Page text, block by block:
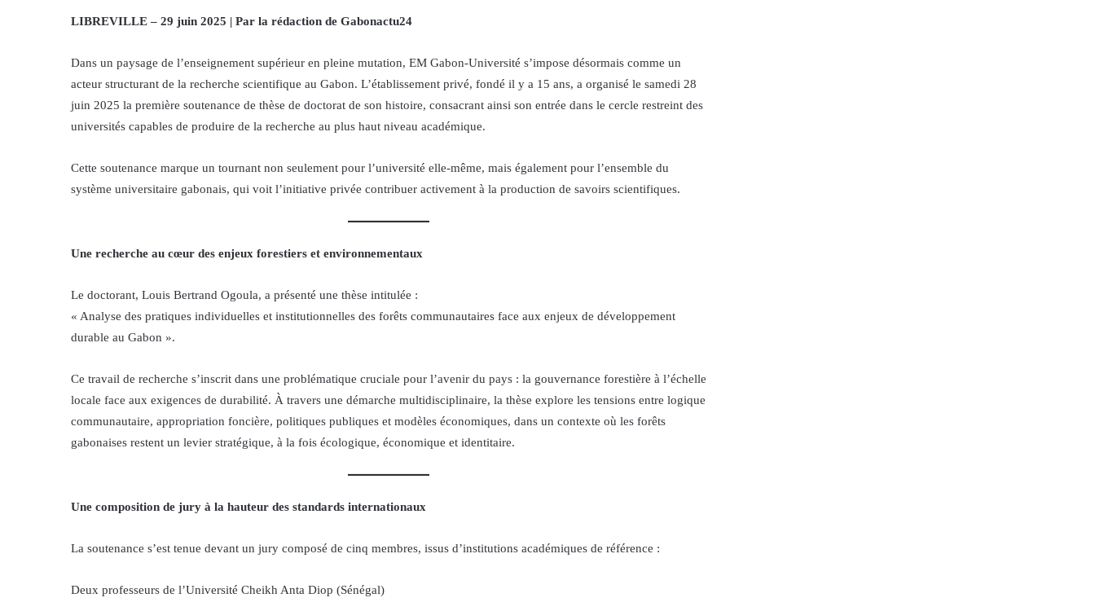
LIBREVILLE – 29 juin 2025 | Par la rédaction de Gabonactu24
Dans un paysage de l’enseignement supérieur en pleine mutation, EM Gabon-Université s’impose désormais comme un
acteur structurant de la recherche scientifique au Gabon. L’établissement privé, fondé il y a 15 ans, a organisé le samedi 28
juin 2025 la première soutenance de thèse de doctorat de son histoire, consacrant ainsi son entrée dans le cercle restreint des
universités capables de produire de la recherche au plus haut niveau académique.
Cette soutenance marque un tournant non seulement pour l’université elle-même, mais également pour l’ensemble du
système universitaire gabonais, qui voit l’initiative privée contribuer activement à la production de savoirs scientifiques.
Une recherche au cœur des enjeux forestiers et environnementaux
Le doctorant, Louis Bertrand Ogoula, a présenté une thèse intitulée :
« Analyse des pratiques individuelles et institutionnelles des forêts communautaires face aux enjeux de développement
durable au Gabon ».
Ce travail de recherche s’inscrit dans une problématique cruciale pour l’avenir du pays : la gouvernance forestière à l’échelle
locale face aux exigences de durabilité. À travers une démarche multidisciplinaire, la thèse explore les tensions entre logique
communautaire, appropriation foncière, politiques publiques et modèles économiques, dans un contexte où les forêts
gabonaises restent un levier stratégique, à la fois écologique, économique et identitaire.
Une composition de jury à la hauteur des standards internationaux
La soutenance s’est tenue devant un jury composé de cinq membres, issus d’institutions académiques de référence :
Deux professeurs de l’Université Cheikh Anta Diop (Sénégal)